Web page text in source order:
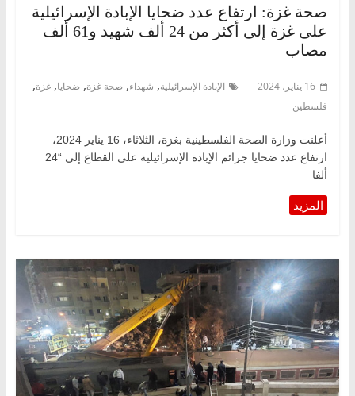
صحة غزة: ارتفاع عدد ضحايا الإبادة الإسرائيلية
على غزة إلى أكثر من 24 ألف شهيد و61 ألف
مصاب
16 يناير، 2024 الإبادة الإسرائيلية, شهداء, صحة غزة, ضحايا, غزة,
فلسطين
أعلنت وزارة الصحة الفلسطينية بغزة، الثلاثاء، 16 يناير 2024،
ارتفاع عدد ضحايا جرائم الإبادة الإسرائيلية على القطاع إلى “24
ألفا